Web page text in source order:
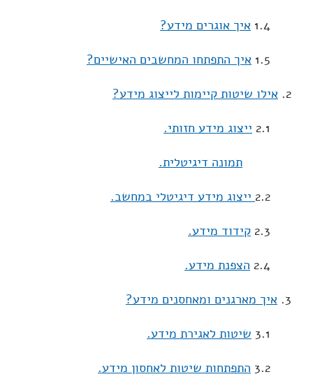
1.4 איך אוגרים מידע?
1.5 איך התפתחו המחשבים האישיים?
2. אילו שיטות קיימות לייצוג מידע?
2.1 ייצוג מידע חזותי.
תמונה דיגיטלית.
2.2 ייצוג מידע דיגיטלי במחשב.
2.3 קידוד מידע.
2.4 הצפנת מידע.
3. איך מארגנים ומאחסנים מידע?
3.1 שיטות לאגירת מידע.
3.2 התפתחות שיטות לאחסון מידע.